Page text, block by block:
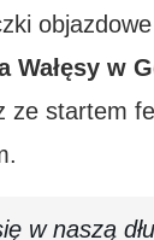
Wałęsy w
ze startem
w naszą